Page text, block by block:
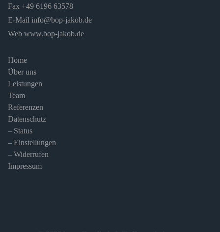
Fax +49 6196 63578
E-Mail info@bop-jakob.de
Web www.bop-jakob.de
Home
Über uns
Leistungen
Team
Referenzen
Datenschutz
– Status
– Einstellungen
– Widerrufen
Impressum